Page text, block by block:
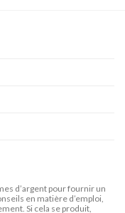
d’argent pour fournir un
en matière d’emploi,
Si cela se produit,